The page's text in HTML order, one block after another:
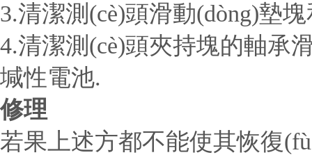
3.清潔測(cè)頭滑動(dòng)墊
4.清潔測(cè)頭夾持塊的軸承
堿性電池.
修理
若果上述方都不能使其恢復